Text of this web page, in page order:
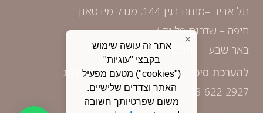
תל אביב –מנחם בגין 144, מגדל מידטאון
חיפה – שדרות פל ים 7
באר שבע – רחוב ויצמן 2
להערכת סיכויי ההצלחה ללא כל התחייבות
03-622-2927
×
אתר זה עושה שימוש
בקבצי "עוגיות"
("cookies") מטעם מפעיל
האתר וצדדים שלישיים.
משום שפרטיותך חשובה